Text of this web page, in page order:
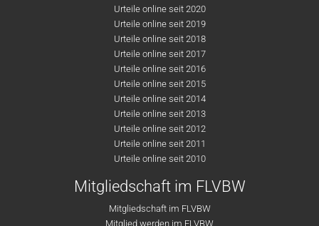
Urteile online seit 2020
Urteile online seit 2019
Urteile online seit 2018
Urteile online seit 2017
Urteile online seit 2016
Urteile online seit 2015
Urteile online seit 2014
Urteile online seit 2013
Urteile online seit 2012
Urteile online seit 2011
Urteile online seit 2010
Mitgliedschaft im FLVBW
Mitgliedschaft im FLVBW
Mitglied werden im FLVBW